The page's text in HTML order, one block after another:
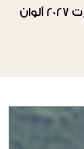
مجموعة Carolina Herrera ريزورت 2027 ألوان